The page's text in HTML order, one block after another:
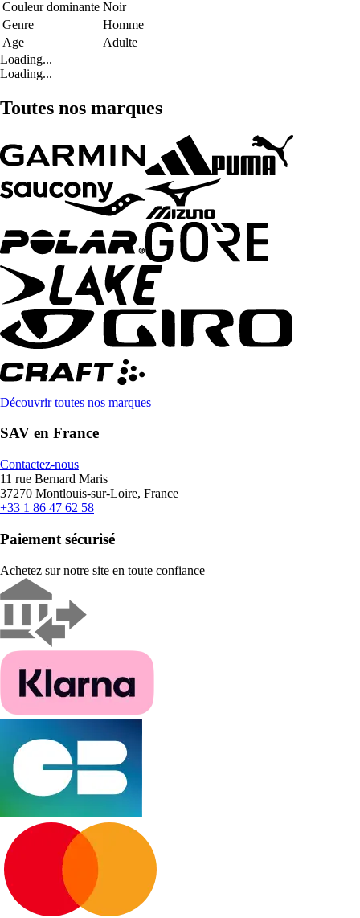
Couleur dominante Noir
Genre
Homme
Age
Adulte
Loading...
Loading...
Toutes nos marques
Découvrir toutes nos marques
SAV en France
Contactez-nous
11 rue Bernard Maris
37270 Montlouis-sur-Loire, France
+33 1 86 47 62 58
Paiement sécurisé
Achetez sur notre site en toute confiance